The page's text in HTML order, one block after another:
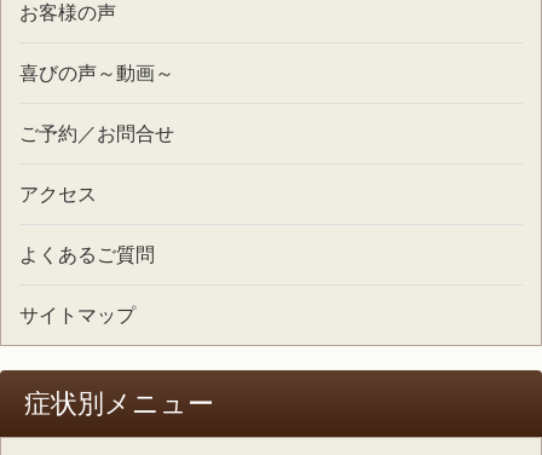
お客様の声
喜びの声～動画～
ご予約／お問合せ
アクセス
よくあるご質問
サイトマップ
症状別メニュー